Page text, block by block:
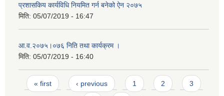
प्रशासकिय कार्यविधि नियमित गर्न बनेको ऐन २०७५
मिति: 05/07/2019 - 16:47
आ.व.२०७५।०७६ निति तथा कार्यक्रम ।
मिति: 05/07/2019 - 16:40
Pages
« first ‹ previous 1 2 3